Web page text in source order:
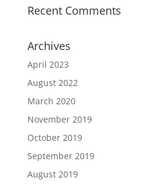
Recent Comments
Archives
April 2023
August 2022
March 2020
November 2019
October 2019
September 2019
August 2019